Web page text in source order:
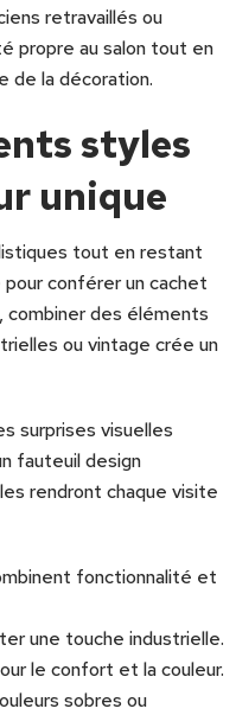
retravaillés ou
propre au salon tout en
de la décoration.
styles
unique
tout en restant
conférer un cachet
combiner des éléments
ou vintage crée un
surprises visuelles
fauteuil design
rendront chaque visite
fonctionnalité et
une touche industrielle.
le confort et la couleur.
sobres ou